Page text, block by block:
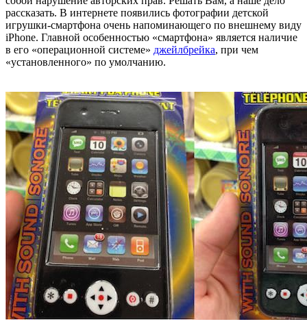
рассказать. В интернете появились фотографии детской
игрушки-смартфона очень напоминающего по внешнему виду
iPhone. Главной особенностью «смартфона» является наличие
в его «операционной системе» джейлбрейка, при чем
«установленного» по умолчанию.